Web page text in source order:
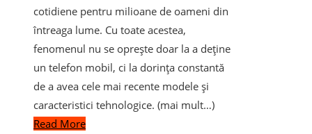
cotidiene pentru milioane de oameni din
întreaga lume. Cu toate acestea,
fenomenul nu se oprește doar la a deține
un telefon mobil, ci la dorința constantă
de a avea cele mai recente modele și
caracteristici tehnologice. (mai mult…)
Read More